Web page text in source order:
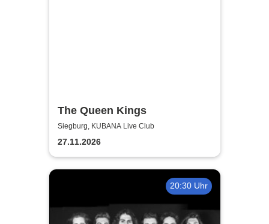
The Queen Kings
Siegburg, KUBANA Live Club
27.11.2026
20:30 Uhr